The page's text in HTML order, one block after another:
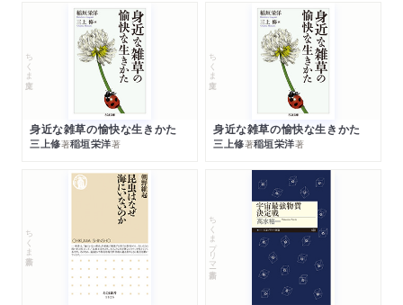
ちくま文庫
身近な雑草の愉快な生きかた
三上修著稲垣栄洋著
ちくま文庫
身近な雑草の愉快な生きかた
三上修著稲垣栄洋著
ちくま新書 ちくまプリマー新書